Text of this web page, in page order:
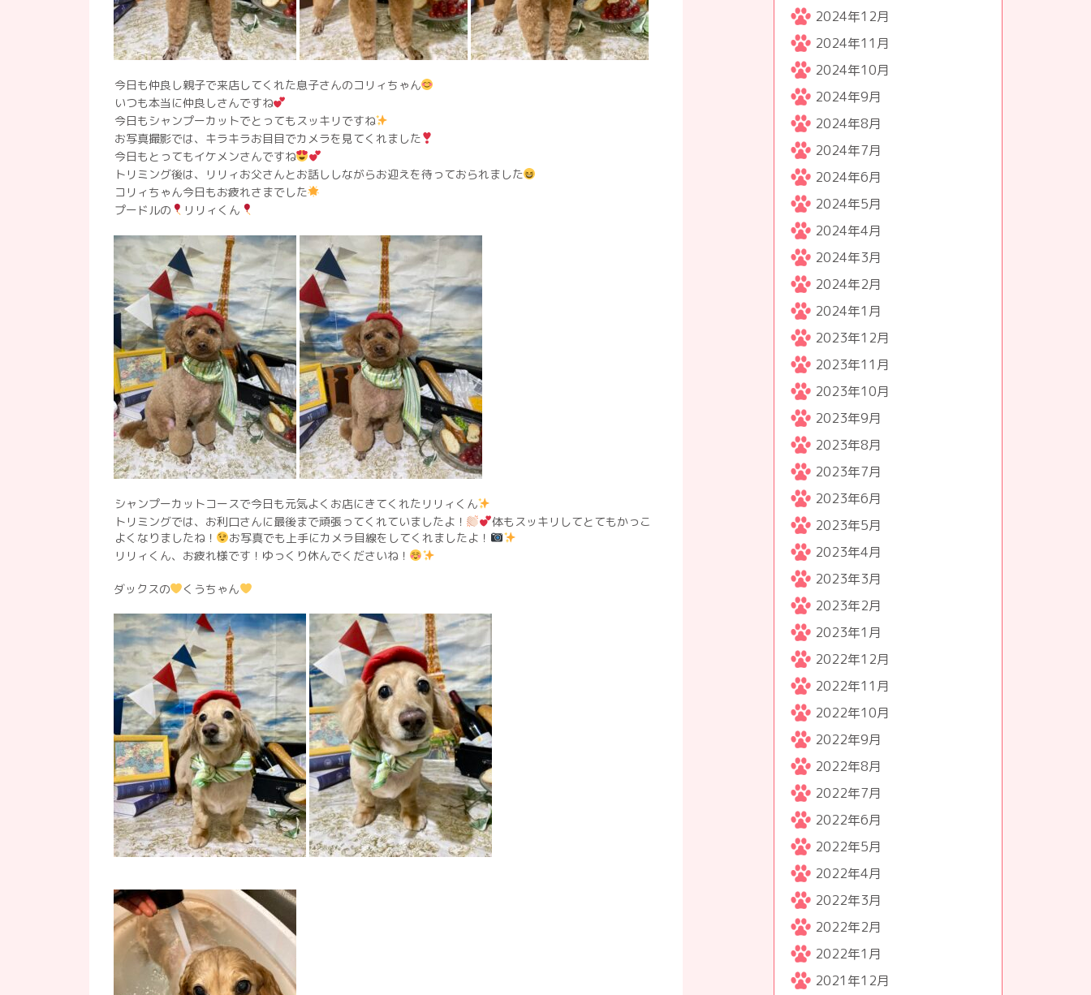
今日も仲良し親子で来店してくれた息子さんのコリィちゃん
いつも本当に仲良しさんですね
今日もシャンプーカットでとってもスッキリですね
お写真撮影では、キラキラお目目でカメラを見てくれました
今日もとってもイケメンさんですね
トリミング後は、リリィお父さんとお話ししながらお迎えを待っておられました
コリィちゃん今日もお疲れさまでした
プードルの
リリィくん
シャンプーカットコースで今日も元気よくお店にきてくれたリリィくん
トリミングでは、お利口さんに最後まで頑張ってくれていましたよ！
体もスッキリしてとてもかっこ
よくなりましたね！
お写真でも上手にカメラ目線をしてくれましたよ！
リリィくん、お疲れ様です！ゆっくり休んでくださいね！
ダックスの くうちゃん
2024年12月
2024年11月
2024年10月
2024年9月
2024年8月
2024年7月
2024年6月
2024年5月
2024年4月
2024年3月
2024年2月
2024年1月
2023年12月
2023年11月
2023年10月
2023年9月
2023年8月
2023年7月
2023年6月
2023年5月
2023年4月
2023年3月
2023年2月
2023年1月
2022年12月
2022年11月
2022年10月
2022年9月
2022年8月
2022年7月
2022年6月
2022年5月
2022年4月
2022年3月
2022年2月
2022年1月
2021年12月